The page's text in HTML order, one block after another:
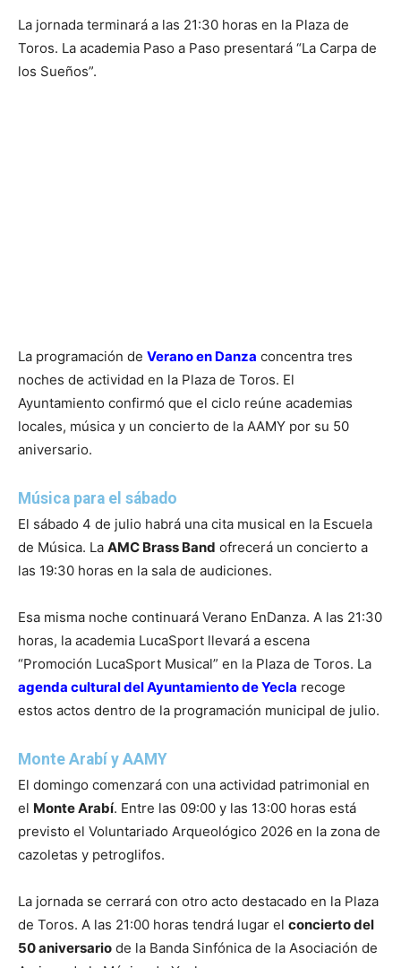
La jornada terminará a las 21:30 horas en la Plaza de
Toros. La academia Paso a Paso presentará “La Carpa de
los Sueños”.
La programación de Verano en Danza concentra tres
noches de actividad en la Plaza de Toros. El
Ayuntamiento confirmó que el ciclo reúne academias
locales, música y un concierto de la AAMY por su 50
aniversario.
Música para el sábado
El sábado 4 de julio habrá una cita musical en la Escuela
de Música. La AMC Brass Band ofrecerá un concierto a
las 19:30 horas en la sala de audiciones.
Esa misma noche continuará Verano EnDanza. A las 21:30
horas, la academia LucaSport llevará a escena
“Promoción LucaSport Musical” en la Plaza de Toros. La
agenda cultural del Ayuntamiento de Yecla recoge
estos actos dentro de la programación municipal de julio.
Monte Arabí y AAMY
El domingo comenzará con una actividad patrimonial en
el Monte Arabí. Entre las 09:00 y las 13:00 horas está
previsto el Voluntariado Arqueológico 2026 en la zona de
cazoletas y petroglifos.
La jornada se cerrará con otro acto destacado en la Plaza
de Toros. A las 21:00 horas tendrá lugar el concierto del
50 aniversario de la Banda Sinfónica de la Asociación de